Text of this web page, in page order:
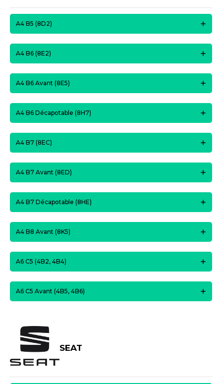
A4 B5 (8D2)
A4 B6 (8E2)
A4 B6 Avant (8E5)
A4 B6 Décapotable (8H7)
A4 B7 (8EC)
A4 B7 Avant (8ED)
A4 B7 Décapotable (8HE)
A4 B8 Avant (8K5)
A6 C5 (4B2, 4B4)
A6 C5 Avant (4B5, 4B6)
SEAT